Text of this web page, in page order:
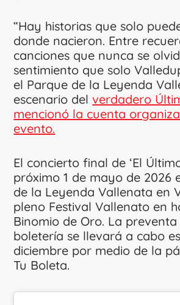
“Hay historias que solo
donde nacieron. Entre
canciones que nunca se
sentimiento que solo
el Parque de la Leyenda
escenario delverdadero
mencionó la cuenta
evento.
El concierto final de ‘El
próximo 1 de mayo de 2026
de la Leyenda Vallenata en
pleno Festival Vallenato en
Binomio de Oro. La
boletería se llevará a cabo
diciembre por medio de la
Tu Boleta.